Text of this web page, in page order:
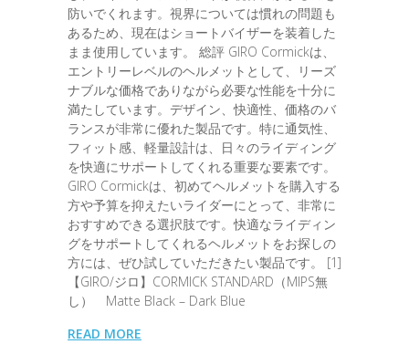
防いでくれます。視界については慣れの問題も
あるため、現在はショートバイザーを装着した
まま使用しています。 総評 GIRO Cormickは、
エントリーレベルのヘルメットとして、リーズ
ナブルな価格でありながら必要な性能を十分に
満たしています。デザイン、快適性、価格のバ
ランスが非常に優れた製品です。特に通気性、
フィット感、軽量設計は、日々のライディング
を快適にサポートしてくれる重要な要素です。
GIRO Cormickは、初めてヘルメットを購入する
方や予算を抑えたいライダーにとって、非常に
おすすめできる選択肢です。快適なライディン
グをサポートしてくれるヘルメットをお探しの
方には、ぜひ試していただきたい製品です。 [1]
【GIRO/ジロ】CORMICK STANDARD（MIPS無
し） Matte Black – Dark Blue
READ MORE